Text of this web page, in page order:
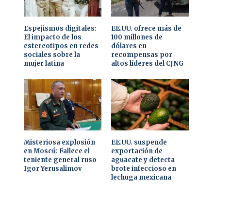
Espejismos digitales:
El impacto de los
estereotipos en redes
sociales sobre la
mujer latina
EE.UU. ofrece más de
100 millones de
dólares en
recompensas por
altos líderes del CJNG
Misteriosa explosión
en Moscú: Fallece el
teniente general ruso
Igor Yerusalimov
EE.UU. suspende
exportación de
aguacate y detecta
brote infeccioso en
lechuga mexicana